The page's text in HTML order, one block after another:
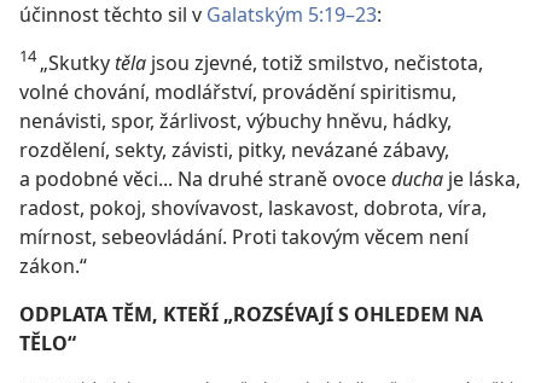
účinnost těchto sil v Galatským 5:19–23:
14„Skutky těla jsou zjevné, totiž smilstvo, nečistota,
volné chování, modlářství, provádění spiritismu,
nenávisti, spor, žárlivost, výbuchy hněvu, hádky,
rozdělení, sekty, závisti, pitky, nevázané zábavy,
a podobné věci... Na druhé straně ovoceducha je láska,
radost, pokoj, shovívavost, laskavost, dobrota, víra,
mírnost, sebeovládání. Proti takovým věcem není
zákon.“
ODPLATA TĚM, KTEŘÍ „ROZSÉVAJÍ S OHLEDEM NA
TĚLO“